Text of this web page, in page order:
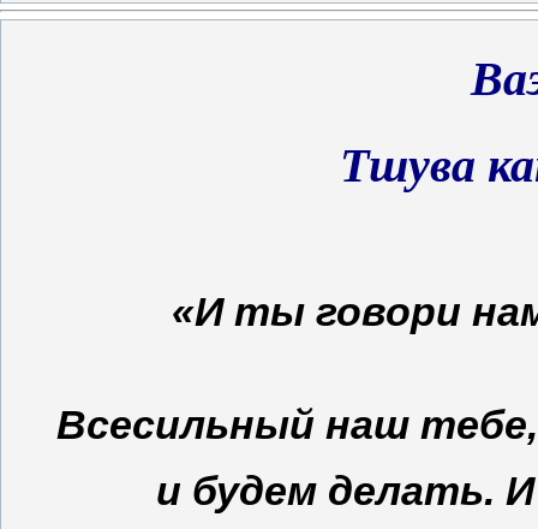
Тшува
«И ты говори
Всесильный наш
и будем делать.